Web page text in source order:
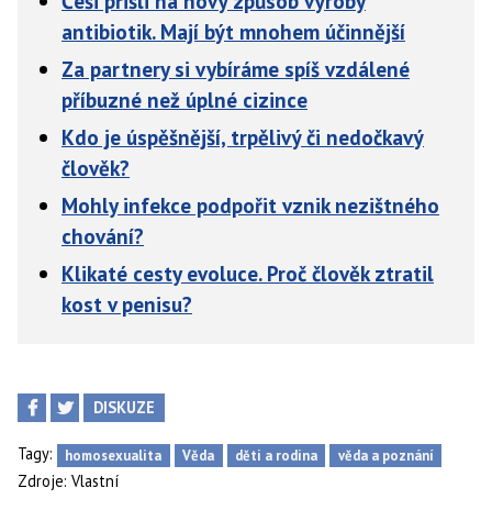
antibiotik. Mají být mnohem účinnější
Za partnery si vybíráme spíš vzdálené
příbuzné než úplné cizince
Kdo je úspěšnější, trpělivý či nedočkavý
člověk?
Mohly infekce podpořit vznik nezištného
chování?
Klikaté cesty evoluce. Proč člověk ztratil
kost v penisu?
DISKUZE
Tagy: homosexualita Věda děti a rodina věda a poznání
Zdroje: Vlastní